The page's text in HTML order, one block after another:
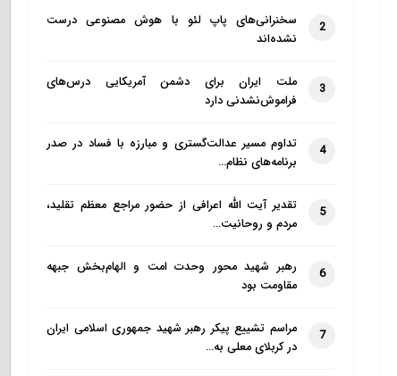
2
سخنرانی‌های پاپ لئو با هوش مصنوعی درست
نشده‌اند
3
ملت ایران برای دشمن آمریکایی درس‌های
فراموش‌نشدنی دارد
4
تداوم مسیر عدالت‌گستری و مبارزه با فساد در صدر
برنامه‌های نظام…
5
تقدیر آیت الله اعرافی از حضور مراجع معظم تقلید،
مردم و روحانیت…
6
رهبر شهید محور وحدت امت و الهام‌بخش جبهه
مقاومت بود
7
مراسم تشییع پیکر رهبر شهید جمهوری اسلامی ایران
در کربلای معلی به…